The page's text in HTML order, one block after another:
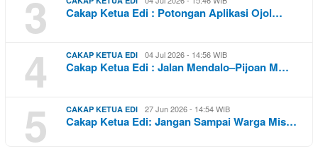
3 Cakap Ketua Edi : Potongan Aplikasi Ojol…
4 CAKAP KETUA EDI 04 Jul 2026 - 14:56 WIB
Cakap Ketua Edi : Jalan Mendalo–Pijoan M…
5 CAKAP KETUA EDI 27 Jun 2026 - 14:54 WIB
Cakap Ketua Edi: Jangan Sampai Warga Mis…